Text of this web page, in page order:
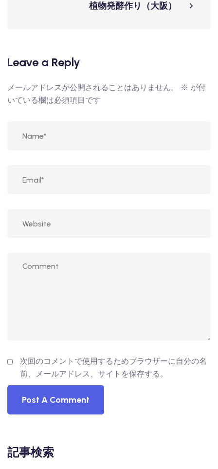
植物発酵作り（大阪）
Leave a Reply
メールアドレスが公開されることはありません。 ※ が付
いている欄は必須項目です
次回のコメントで使用するためブラウザーに自分の名
前、メールアドレス、サイトを保存する。
記事検索